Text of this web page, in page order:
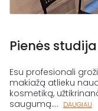
Pienės
Esu profesionali
makiažą atlieku
kosmetiką,
saugumą.... DAUGIAU